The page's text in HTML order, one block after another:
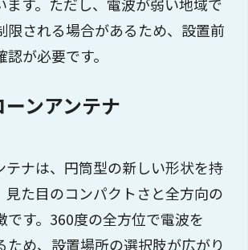
限される場合があるため、設置前
が必要です。
ンアンテナ
テナは、円筒型の新しい形状を持
見た目のコンパクトさと全方向の
です。360度の全方位で電波を
ため、設置場所の選択肢が広がり